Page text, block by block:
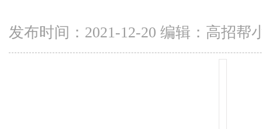
发布时间：2021-12-20 编辑：高招帮